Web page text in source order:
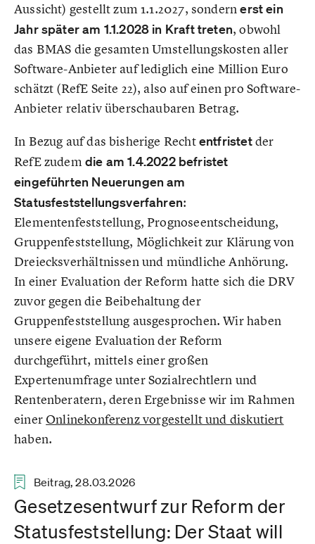
Aussicht) gestellt zum 1.1.2027, sondernerst ein
Jahr später am 1.1.2028 in Kraft treten, obwohl
das BMAS die gesamten Umstellungskosten aller
Software-Anbieter auf lediglich eine Million Euro
schätzt (RefE Seite 22), also auf einen pro Software-
Anbieter relativ überschaubaren Betrag.
In Bezug auf das bisherige Rechtentfristetder
RefE zudemdie am 1.4.2022 befristet
eingeführten Neuerungen am
Statusfeststellungsverfahren:
Elementenfeststellung, Prognoseentscheidung,
Gruppenfeststellung, Möglichkeit zur Klärung von
Dreiecksverhältnissen und mündliche Anhörung.
In einer Evaluation der Reform hatte sich die DRV
zuvor gegen die Beibehaltung der
Gruppenfeststellung ausgesprochen. Wir haben
unsere eigene Evaluation der Reform
durchgeführt, mittels einer großen
Expertenumfrage unter Sozialrechtlern und
Rentenberatern, deren Ergebnisse wir im Rahmen
einer Onlinekonferenz vorgestellt und diskutiert
haben.
Beitrag, 28.03.2026
Gesetzesentwurf zur Reform der
Statusfeststellung: Der Staat will